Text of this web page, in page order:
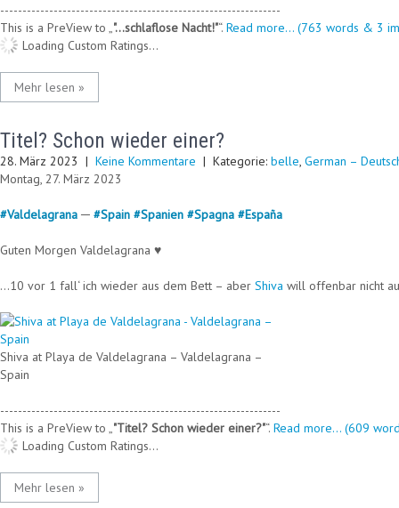
---------------------------------------------------------------
This is a PreView to "…schlaflose Nacht!". Read more... (763 words & 3
Loading Custom Ratings...
Mehr lesen »
Titel? Schon wieder einer?
28. März 2023 | Keine Kommentare | Kategorie: belle, German –
Montag, 27. März 2023
#Valdelagrana ─ #Spain #Spanien #Spagna #España
Guten Morgen Valdelagrana ♥
…10 vor 1 fall‘ ich wieder aus dem Bett – aber Shiva will offenbar nicht
Shiva at Playa de Valdelagrana – Valdelagrana –
Spain
---------------------------------------------------------------
This is a PreView to "Titel? Schon wieder einer?". Read more... (609
Loading Custom Ratings...
Mehr lesen »